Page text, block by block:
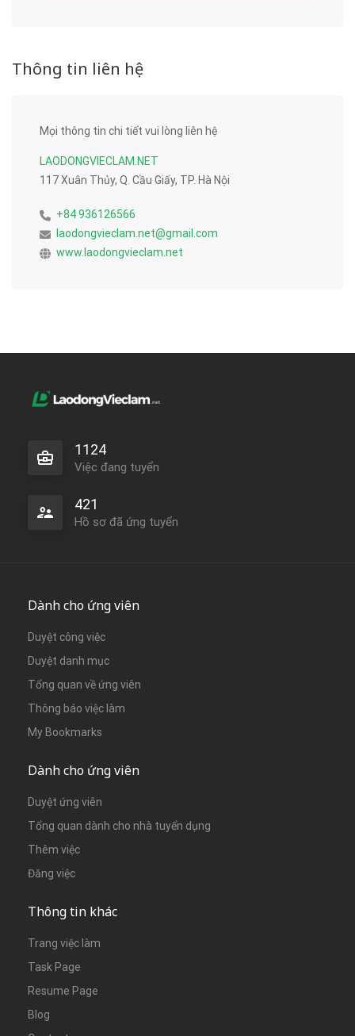
Thông tin liên hệ
Mọi thông tin chi tiết vui lòng liên hệ
LAODONGVIECLAM.NET
117 Xuân Thủy, Q. Cầu Giấy, TP. Hà Nội
+84 936126566
laodongvieclam.net@gmail.com
www.laodongvieclam.net
1124
Việc đang tuyển
421
Hồ sơ đã ứng tuyển
Dành cho ứng viên
Duyệt công việc
Duyệt danh mục
Tổng quan về ứng viên
Thông báo việc làm
My Bookmarks
Dành cho ứng viên
Duyệt ứng viên
Tổng quan dành cho nhà tuyển dụng
Thêm việc
Đăng việc
Thông tin khác
Trang việc làm
Task Page
Resume Page
Blog